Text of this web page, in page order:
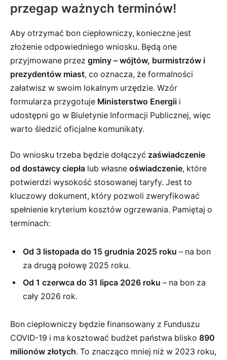
przegap ważnych terminów!
Aby otrzymać bon ciepłowniczy, konieczne jest
złożenie odpowiedniego wniosku. Będą one
przyjmowane przez gminy – wójtów, burmistrzów i
prezydentów miast, co oznacza, że formalności
załatwisz w swoim lokalnym urzędzie. Wzór
formularza przygotuje Ministerstwo Energii i
udostępni go w Biuletynie Informacji Publicznej, więc
warto śledzić oficjalne komunikaty.
Do wniosku trzeba będzie dołączyć zaświadczenie
od dostawcy ciepła lub własne oświadczenie, które
potwierdzi wysokość stosowanej taryfy. Jest to
kluczowy dokument, który pozwoli zweryfikować
spełnienie kryterium kosztów ogrzewania. Pamiętaj o
terminach:
Od 3 listopada do 15 grudnia 2025 roku – na bon
za drugą połowę 2025 roku.
Od 1 czerwca do 31 lipca 2026 roku – na bon za
cały 2026 rok.
Bon ciepłowniczy będzie finansowany z Funduszu
COVID-19 i ma kosztować budżet państwa blisko 890
milionów złotych. To znacząco mniej niż w 2023 roku,